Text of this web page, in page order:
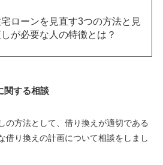
ローンを見直す3つの方法と見
が必要な人の特徴とは？
関する相談
の方法として、借り換えが適切である
借り換えの計画について相談をしまし